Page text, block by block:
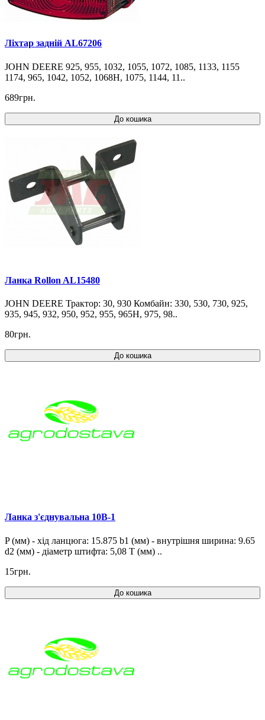
Ліхтар задній AL67206
JOHN DEERE 925, 955, 1032, 1055, 1072, 1085, 1133, 1155
1174, 965, 1042, 1052, 1068H, 1075, 1144, 11..
689грн.
До кошика
Ланка Rollon AL15480
JOHN DEERE Трактор: 30, 930 Комбайн: 330, 530, 730, 925,
935, 945, 932, 950, 952, 955, 965H, 975, 98..
80грн.
До кошика
Ланка з'єднувальна 10B-1
P (мм) - хід ланцюга: 15.875 b1 (мм) - внутрішня ширина: 9.65
d2 (мм) - діаметр штифта: 5,08 T (мм) ..
15грн.
До кошика